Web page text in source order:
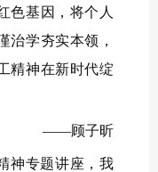
色基因，将个人
治学夯实本领，
精神在新时代绽
——顾子昕
神专题讲座，我